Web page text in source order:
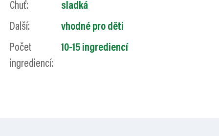
Chuť:
sladká
Další:
vhodné pro děti
Počet
ingrediencí:
10-15 ingrediencí